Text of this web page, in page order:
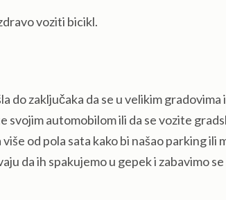
voziti bicikl.
do zaključaka da se u velikim gradovima
svojim automobilom ili da se vozite
od pola sata kako bi našao parking ili
da ih spakujemo u gepek i zabavimo se